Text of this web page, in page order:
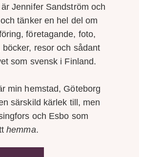
Jennifer Sandström och
tänker en hel del om
företagande, foto,
böcker, resor och sådant
som svensk i Finland.
min hemstad, Göteborg
särskild kärlek till, men
och Esbo som
hemma.